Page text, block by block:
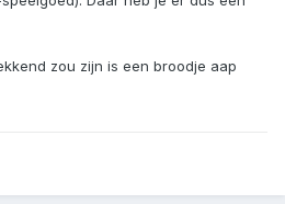
zou zijn is een broodje aap